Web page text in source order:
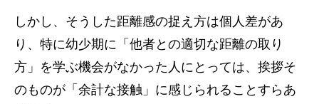
しかし、そうした距離感の捉え方は個人差があ
り、特に幼少期に「他者との適切な距離の取り
方」を学ぶ機会がなかった人にとっては、挨拶そ
のものが「余計な接触」に感じられることすらあ